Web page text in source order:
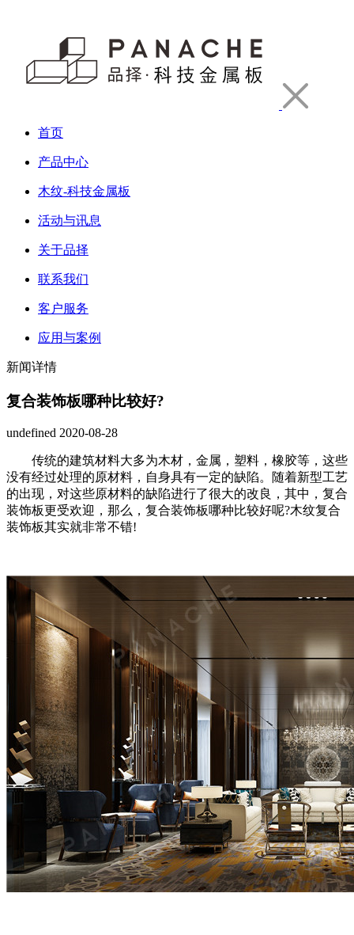
首页
产品中心
木纹-科技金属板
活动与讯息
关于品择
联系我们
客户服务
应用与案例
新闻详情
复合装饰板哪种比较好?
undefined 2020-08-28
传统的建筑材料大多为木材，金属，塑料，橡胶等，这些
没有经过处理的原材料，自身具有一定的缺陷。随着新型工艺
的出现，对这些原材料的缺陷进行了很大的改良，其中，复合
装饰板更受欢迎，那么，复合装饰板哪种比较好呢?木纹复合
装饰板其实就非常不错!